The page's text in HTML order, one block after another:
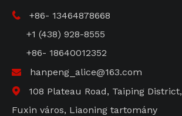

+86- 13464878668
+1 (438) 928-8555
+86- 18640012352
 hanpeng_alice@163.com

108 Plateau Road, Taiping District,
Fuxin város, Liaoning tartomány